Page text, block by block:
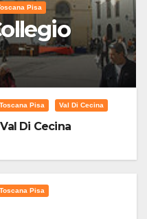
Pisa
Toscana Pisa Val Di Cecina
Di Cecina
Toscana Pisa